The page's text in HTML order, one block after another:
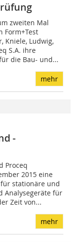
zweiten Mal
Form+Test
Kniele, Ludwig,
S.A. ihre
die Bau- und...
mehr
Proceq
2015 eine
für stationäre und
Analysegeräte für
Zeit von...
mehr